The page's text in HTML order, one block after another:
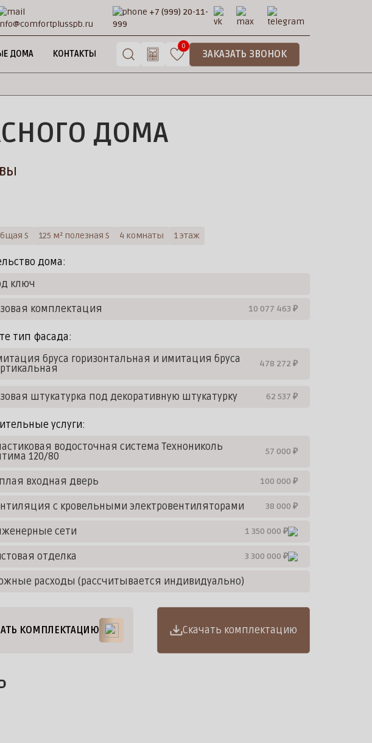
+7 (999) 20-11-
999
ДОМА КОНТАКТЫ
0
ЗАКАЗАТЬ ЗВОНОК
ДОМА
S 125 м² полезная S 4 комнаты 1 этаж
дома:
ключ
комплектация 10 077 463 ₽
тип фасада:
бруса горизонтальная и имитация бруса
478 272 ₽
штукатурка под декоративную штукатурку 62 537 ₽
услуги:
водосточная система Технониколь
120/80
57 000 ₽
входная дверь 100 000 ₽
с кровельными электровентиляторами 38 000 ₽
сети 1 350 000 ₽
отделка 3 300 000 ₽
расходы (рассчитывается индивидуально)
КОМПЛЕКТАЦИЮ Скачать комплектацию